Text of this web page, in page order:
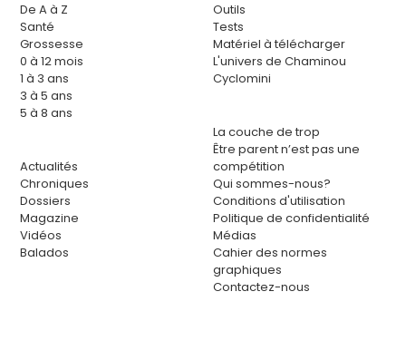
De A à Z
Santé
Grossesse
0 à 12 mois
1 à 3 ans
3 à 5 ans
5 à 8 ans
Actualités
Chroniques
Dossiers
Magazine
Vidéos
Balados
Outils
Tests
Matériel à télécharger
L'univers de Chaminou
Cyclomini
La couche de trop
Être parent n’est pas une
compétition
Qui sommes-nous?
Conditions d'utilisation
Politique de confidentialité
Médias
Cahier des normes
graphiques
Contactez-nous